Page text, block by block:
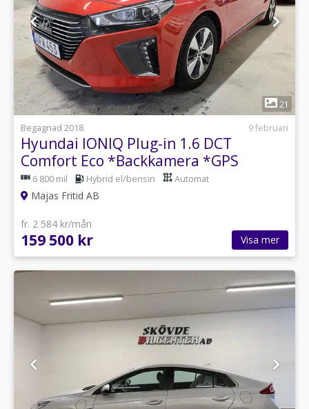
1
21
Begagnad 2018
9 februari
Hyundai IONIQ Plug-in 1.6 DCT
Comfort Eco *Backkamera *GPS
6 800 mil Hybrid el/bensin Automat
Majas Fritid AB
fr. 2 584 kr/mån
159 500 kr Visa mer